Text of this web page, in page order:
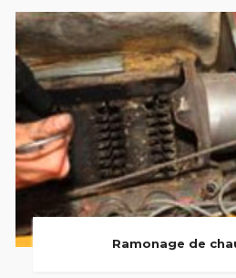
Ramonage de